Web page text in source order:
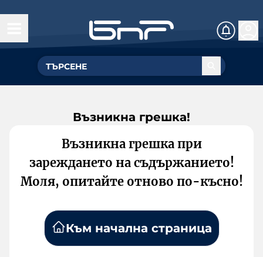
Възникна грешка!
Възникна грешка при
зареждането на съдържанието!
Моля, опитайте отново по-късно!
Към начална страница